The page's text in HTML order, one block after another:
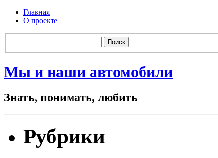
Главная
О проекте
Мы и наши автомобили
Знать, понимать, любить
Рубрики